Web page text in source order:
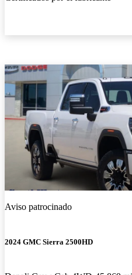
Aviso patrocinado
2024 GMC Sierra 2500HD